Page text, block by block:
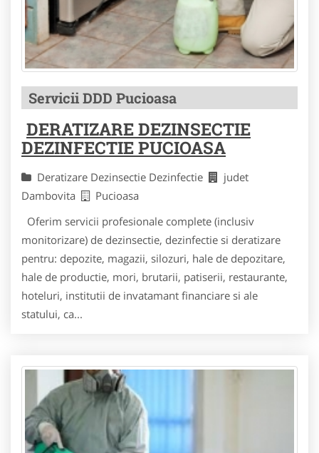
Servicii DDD Pucioasa
DERATIZARE DEZINSECTIE
DEZINFECTIE PUCIOASA
Deratizare Dezinsectie Dezinfectie
judet
Dambovita
Pucioasa
Oferim servicii profesionale complete (inclusiv
monitorizare) de dezinsectie, dezinfectie si deratizare
pentru: depozite, magazii, silozuri, hale de depozitare,
hale de productie, mori, brutarii, patiserii, restaurante,
hoteluri, institutii de invatamant financiare si ale
statului, ca...